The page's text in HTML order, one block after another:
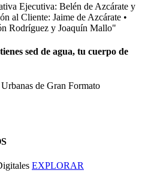
Ejecutiva: Belén de Azcárate y
al Cliente: Jaime de Azcárate •
Rodríguez y Joaquín Mallo"
sed de agua, tu cuerpo de
de Gran Formato
EXPLORAR